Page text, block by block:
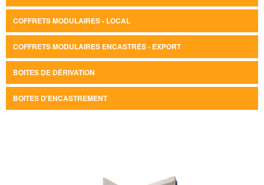
COFFRETS MODULAIRES - LOCAL
COFFRETS MODULAIRES ENCASTRÉS - EXPORT
BOITES DE DÉRIVATION
BOITES D'ENCASTREMENT